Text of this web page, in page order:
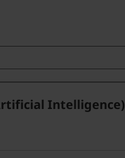
Intelligence)